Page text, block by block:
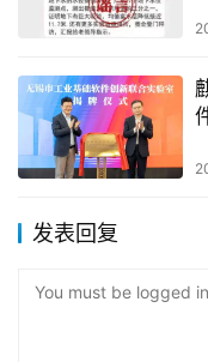
发表回复
You must be logged